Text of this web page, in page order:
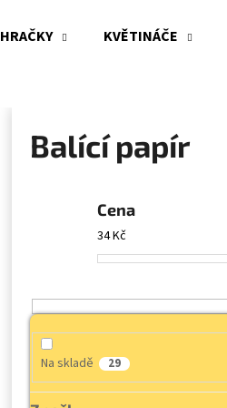
HRAČKY KVĚTINÁČE
Balící papír
Cena
34Kč
Na skladě 29
Doporučujeme